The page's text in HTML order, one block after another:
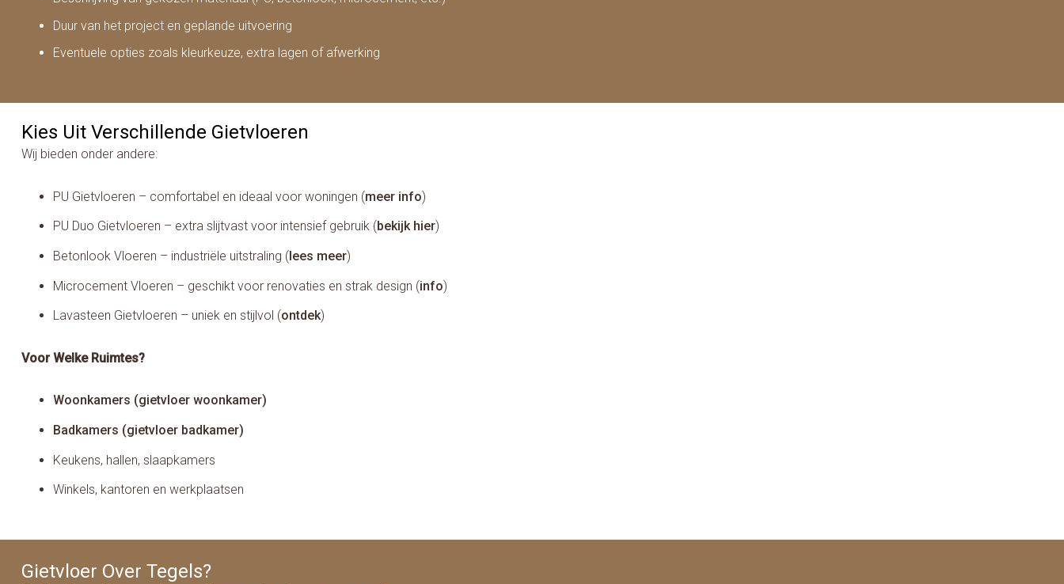
Duur van het project en geplande uitvoering
Eventuele opties zoals kleurkeuze, extra lagen of afwerking
Kies Uit Verschillende Gietvloeren
Wij bieden onder andere:
PU Gietvloeren – comfortabel en ideaal voor woningen (meer info)
PU Duo Gietvloeren – extra slijtvast voor intensief gebruik (bekijk hier)
Betonlook Vloeren – industriële uitstraling (lees meer)
Microcement Vloeren – geschikt voor renovaties en strak design (info)
Lavasteen Gietvloeren – uniek en stijlvol (ontdek)
Voor Welke Ruimtes?
Woonkamers (gietvloer woonkamer)
Badkamers (gietvloer badkamer)
Keukens, hallen, slaapkamers
Winkels, kantoren en werkplaatsen
Gietvloer Over Tegels?